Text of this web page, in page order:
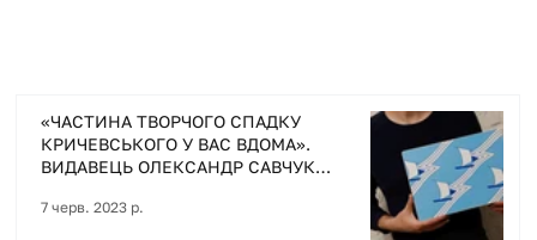
«ЧАСТИНА ТВОРЧОГО СПАДКУ
КРИЧЕВСЬКОГО У ВАС ВДОМА».
ВИДАВЕЦЬ ОЛЕКСАНДР САВЧУК
7 черв. 2023 р.